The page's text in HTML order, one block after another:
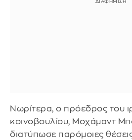
Νωρίτερα, ο πρόεδρος του
κοινοβουλίου, Μοχάμαντ
διατύπωσε παρόμοιες